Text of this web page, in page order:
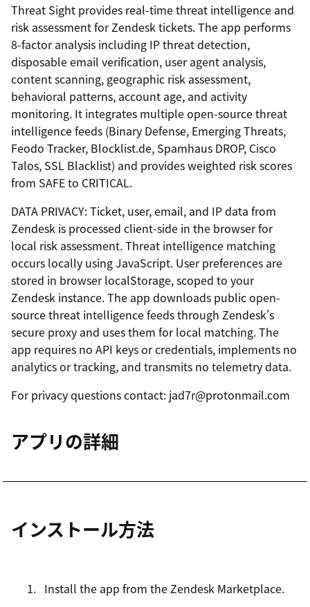
Threat Sight provides real-time threat intelligence and
risk assessment for Zendesk tickets. The app performs
8-factor analysis including IP threat detection,
disposable email verification, user agent analysis,
content scanning, geographic risk assessment,
behavioral patterns, account age, and activity
monitoring. It integrates multiple open-source threat
intelligence feeds (Binary Defense, Emerging Threats,
Feodo Tracker, Blocklist.de, Spamhaus DROP, Cisco
Talos, SSL Blacklist) and provides weighted risk scores
from SAFE to CRITICAL.
DATA PRIVACY: Ticket, user, email, and IP data from
Zendesk is processed client-side in the browser for
local risk assessment. Threat intelligence matching
occurs locally using JavaScript. User preferences are
stored in browser localStorage, scoped to your
Zendesk instance. The app downloads public open-
source threat intelligence feeds through Zendesk's
secure proxy and uses them for local matching. The
app requires no API keys or credentials, implements no
analytics or tracking, and transmits no telemetry data.
For privacy questions contact: jad7r@protonmail.com
アプリの詳細
インストール方法
Install the app from the Zendesk Marketplace.